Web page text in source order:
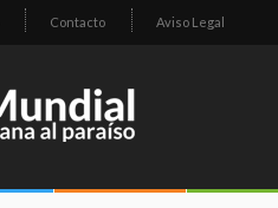
Contacto Aviso Legal